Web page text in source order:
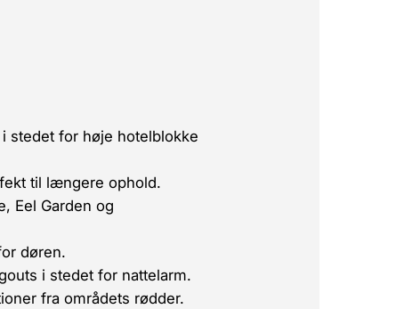
stedet for høje hotelblokke
til længere ophold.
Eel Garden og
døren.
i stedet for nattelarm.
fra områdets rødder.